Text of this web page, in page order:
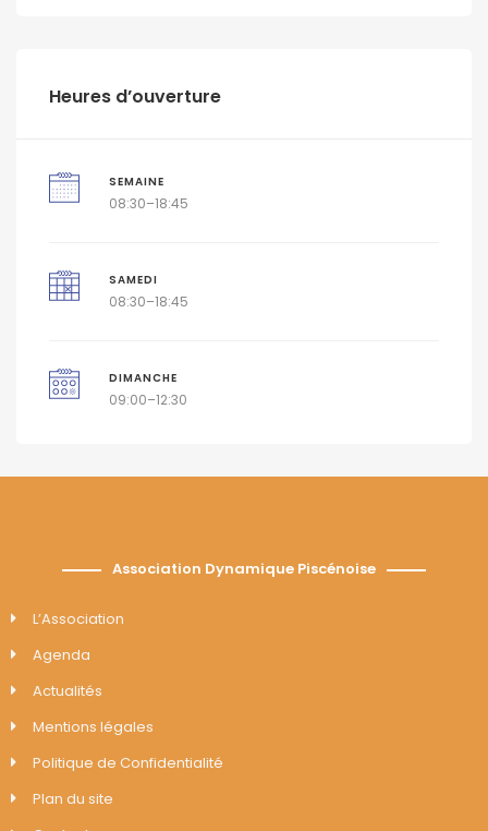
Heures d’ouverture
SEMAINE
08:30–18:45
SAMEDI
08:30–18:45
DIMANCHE
09:00–12:30
Association Dynamique Piscénoise
L’Association
Agenda
Actualités
Mentions légales
Politique de Confidentialité
Plan du site